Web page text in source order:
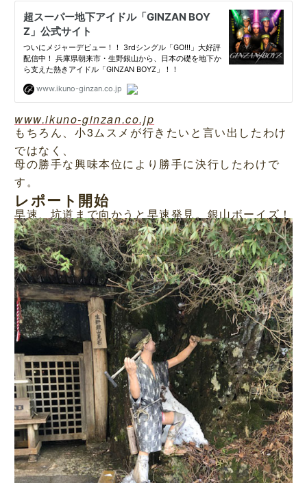
www.ikuno-ginzan.co.jp
もちろん、小3ムスメが行きたいと言い出したわけ
ではなく、
母の勝手な興味本位により勝手に決行したわけで
す。
レポート開始
早速、坑道まで向かうと早速発見。銀山ボーイズ！